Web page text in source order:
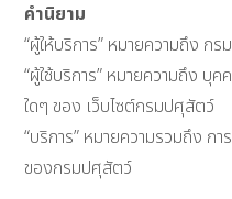
คำนิยาม
“ผู้ให้บริการ” หมายความถึง ก
“ผู้ใช้บริการ” หมายความถึง บุ
ใดๆ ของ เว็บไซต์กรมปศุสัตว์
“บริการ” หมายความรวมถึง ก
ของกรมปศุสัตว์